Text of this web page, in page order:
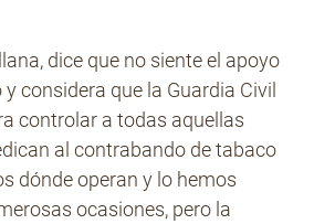
dice que no siente el apoyo
considera que la Guardia Civil
controlar a todas aquellas
al contrabando de tabaco
dónde operan y lo hemos
ocasiones, pero la